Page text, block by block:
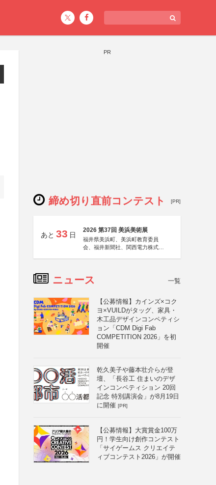
PR
締め切り直前コンテスト [PR]
あと 33 日
2026 第37回 美浜美術展
福井県美浜町、美浜町教育委員
会、福井新聞社、関西電力株式会
ニュース 一覧
【公募情報】カインズ×コク
ヨ×VUILDがタッグ、家具・
木工品デザインコンペティシ
ョン「CDM Digi Fab
COMPETITION 2026」を初
開催
乾久美子や藤本壮介らが登
壇、「長谷工 住まいのデザ
インコンペティション 20回
記念 特別講演会」が8月19日
に開催 [PR]
【公募情報】大賞賞金100万
円！学生向け創作コンテスト
「サイゲームス クリエイテ
ィブコンテスト2026」が開催